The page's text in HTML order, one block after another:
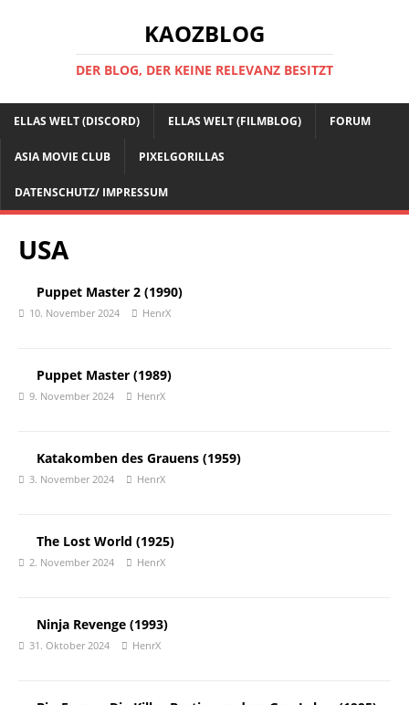
KAOZBLOG
DER BLOG, DER KEINE RELEVANZ BESITZT
ELLAS WELT (DISCORD) ELLAS WELT (FILMBLOG) FORUM
ASIA MOVIE CLUB PIXELGORILLAS
DATENSCHUTZ/ IMPRESSUM
USA
Puppet Master 2 (1990)
10. November 2024 HenrX
Puppet Master (1989)
9. November 2024 HenrX
Katakomben des Grauens (1959)
3. November 2024 HenrX
The Lost World (1925)
2. November 2024 HenrX
Ninja Revenge (1993)
31. Oktober 2024 HenrX